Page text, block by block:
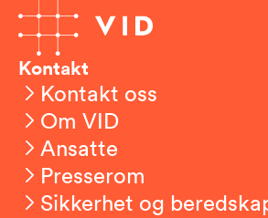
Kontakt
Kontakt oss
Om VID
Ansatte
Presserom
Sikkerhet og